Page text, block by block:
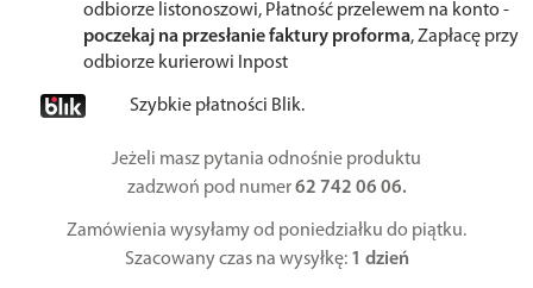
odbiorze listonoszowi, Płatność przelewem na konto -
poczekaj na przesłanie faktury proforma, Zapłacę przy
odbiorze kurierowi Inpost
Szybkie płatności Blik.
Jeżeli masz pytania odnośnie produktu
zadzwoń pod numer62 742 06 06.
Zamówienia wysyłamy od poniedziałku do piątku.
Szacowany czas na wysyłkę: 1 dzień